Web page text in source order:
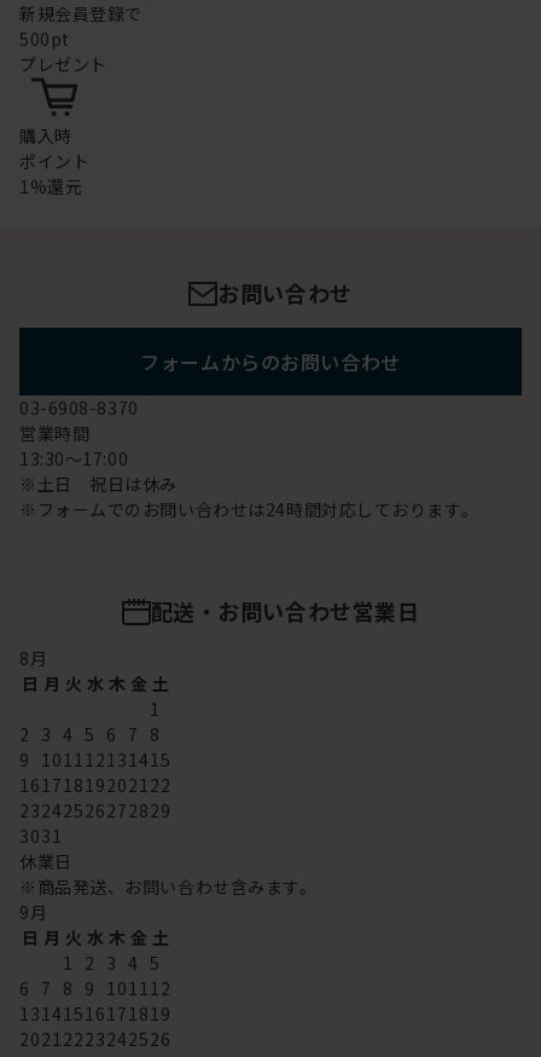
新規会員登録で
500pt
プレゼント
購入時
ポイント
1%還元
お問い合わせ
フォームからのお問い合わせ
03-6908-8370
営業時間
13:30～17:00
※土日 祝日は休み
※フォームでのお問い合わせは24時間対応しております。
配送・お問い合わせ営業日
8月
日 月 火 水 木 金 土
1
2 3 4 5 6 7 8
9 101112131415
16171819202122
23242526272829
3031
休業日
※商品発送、お問い合わせ含みます。
9月
日 月 火 水 木 金 土
1 2 3 4 5
6 7 8 9 101112
13141516171819
20212223242526